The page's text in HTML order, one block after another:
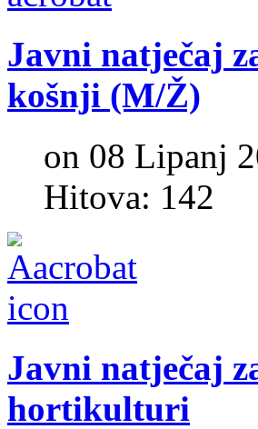
Javni natječaj
košnji (M/Ž)
on 08 Lipanj
Hitova: 142
Javni natječaj
hortikulturi